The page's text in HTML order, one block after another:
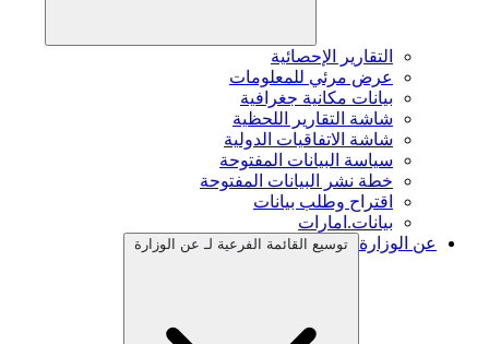
التقارير الإحصائية
عرض مرئي للمعلومات
بيانات مكانية جغرافية
شاشة التقارير اللحظية
شاشة الاتفاقيات الدولية
سياسة البيانات المفتوحة
خطة نشر البيانات المفتوحة
اقتراح وطلب بيانات
بيانات.امارات
عن الوزارة
توسيع القائمة الفرعية لـ عن الوزارة